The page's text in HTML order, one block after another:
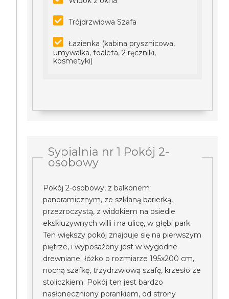
Trójdrzwiowa Szafa
Łazienka (kabina prysznicowa,
umywalka, toaleta, 2 ręczniki,
kosmetyki)
Sypialnia nr 1 Pokój 2-
osobowy
Pokój 2-osobowy, z balkonem
panoramicznym, ze szklaną barierką,
przezroczystą, z widokiem na osiedle
ekskluzywnych willi i na ulicę, w głębi park.
Ten większy pokój znajduje się na pierwszym
piętrze, i wyposażony jest w wygodne
drewniane łóżko o rozmiarze 195x200 cm,
nocną szafkę, trzydrzwiową szafę, krzesło ze
stoliczkiem. Pokój ten jest bardzo
nasłoneczniony porankiem, od strony